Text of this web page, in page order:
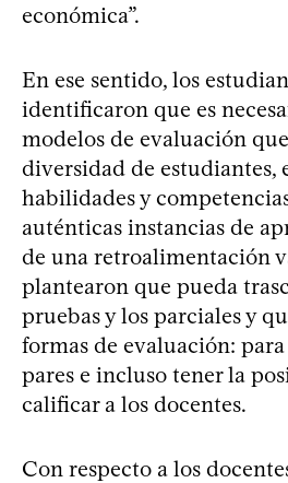
económica”.
En ese sentido, los
identificaron que es
modelos de evaluación
diversidad de estudiantes,
habilidades y
auténticas instancias de
de una retroalimentación
plantearon que pueda
pruebas y los parciales y
formas de evaluación:
pares e incluso tener la
calificar a los docentes.
Con respecto a los